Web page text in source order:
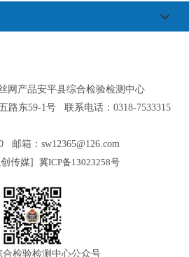
网产品安平县综合检验检测中心
路东59-1号 联系电话：0318-7533315
邮箱： sw12365@126.com
传媒] 冀ICP备13023258号
合检验检测中心公众号